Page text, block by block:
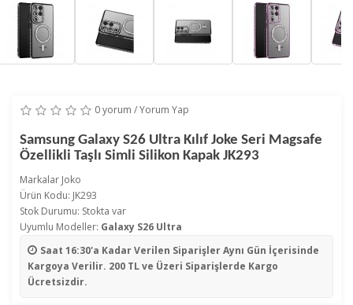
0 yorum /Yorum Yap
Samsung Galaxy S26 Ultra Kılıf Joke Seri Magsafe
Özellikli Taşlı Simli Silikon Kapak JK293
Markalar Joko
Ürün Kodu: JK293
Stok Durumu: Stokta var
Uyumlu Modeller: Galaxy S26 Ultra
Saat 16:30'a Kadar Verilen SiparişlerAynı Gün İçerisinde
Kargoya Verilir. 200 TL ve Üzeri Siparişlerde Kargo
Ücretsizdir.